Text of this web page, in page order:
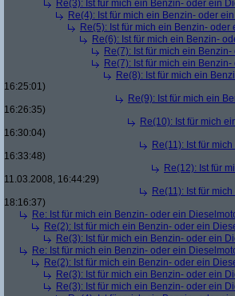
Re(3): Ist für mich ein Benzin- oder ein
Re(4): Ist für mich ein Benzin- oder
Re(5): Ist für mich ein Benzin-
Re(6): Ist für mich ein Benzin-
Re(7): Ist für mich ein
Re(7): Ist für mich ein
Re(8): Ist für mich ein
16:25:01)
Re(9): Ist für mich ein
16:26:35)
Re(10): Ist für mich
16:30:04)
Re(11): Ist für
16:33:48)
Re(12): Ist für
11.03.2008, 16:44:29)
Re(11): Ist für
18:16:37)
Re: Ist für mich ein Benzin- oder ein
Re(2): Ist für mich ein Benzin- oder ein
Re(3): Ist für mich ein Benzin- oder ein
Re: Ist für mich ein Benzin- oder ein
Re(2): Ist für mich ein Benzin- oder ein
Re(3): Ist für mich ein Benzin- oder ein
Re(3): Ist für mich ein Benzin- oder ein